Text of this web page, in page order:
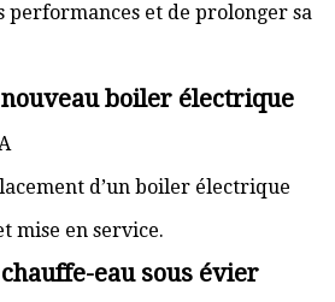
performances et de prolonger sa
boiler électrique
d’un boiler électrique
mise en service.
eau sous évier